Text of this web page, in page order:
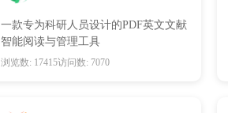
一款专为科研人员设计的PDF英文文献
智能阅读与管理工具
浏览数: 17415访问数: 7070